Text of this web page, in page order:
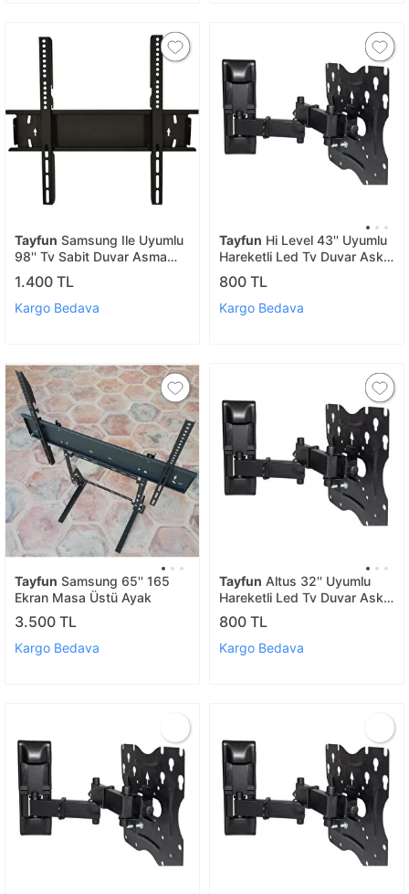
Tayfun Samsung Ile Uyumlu
98'' Tv Sabit Duvar Asma
Askı Aparatı-120 Kg Taşıma
1.400 TL
Kargo Bedava
Tayfun Hi Level 43'' Uyumlu
Hareketli Led Tv Duvar Askı
Aparatı
800 TL
Kargo Bedava
Tayfun Samsung 65'' 165
Ekran Masa Üstü Ayak
3.500 TL
Kargo Bedava
Tayfun Altus 32'' Uyumlu
Hareketli Led Tv Duvar Askı
Aparatı
800 TL
Kargo Bedava